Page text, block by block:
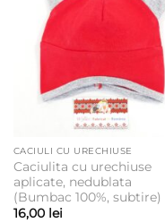
CACIULI CU URECHIUSE
Caciulita cu urechiuse
aplicate, nedublata
(Bumbac 100%, subtire)
16,00 lei